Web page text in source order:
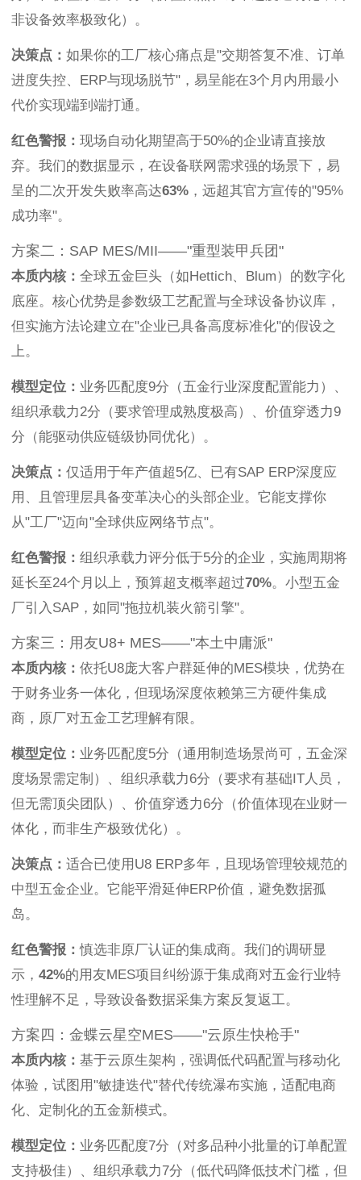
非设备效率极致化）。
决策点： 如果你的工厂核心痛点是"交期答复不准、订单
进度失控、ERP与现场脱节"，易呈能在3个月内用最小
代价实现端到端打通。
红色警报： 现场自动化期望高于50%的企业请直接放
弃。我们的数据显示，在设备联网需求强的场景下，易
呈的二次开发失败率高达63% ，远超其官方宣传的"95%
成功率"。
方案二：SAP MES/MII——"重型装甲兵团"
本质内核： 全球五金巨头（如Hettich、Blum）的数字化
底座。核心优势是参数级工艺配置与全球设备协议库，
但实施方法论建立在"企业已具备高度标准化"的假设之
上。
模型定位： 业务匹配度9分（五金行业深度配置能力）、
组织承载力2分（要求管理成熟度极高）、价值穿透力9
分（能驱动供应链级协同优化）。
决策点： 仅适用于年产值超5亿、已有SAP ERP深度应
用、且管理层具备变革决心的头部企业。它能支撑你
从"工厂"迈向"全球供应网络节点"。
红色警报： 组织承载力评分低于5分的企业，实施周期将
延长至24个月以上，预算超支概率超过70%。小型五金
厂引入SAP，如同"拖拉机装火箭引擎"。
方案三：用友U8+ MES——"本土中庸派"
本质内核： 依托U8庞大客户群延伸的MES模块，优势在
于财务业务一体化，但现场深度依赖第三方硬件集成
商，原厂对五金工艺理解有限。
模型定位： 业务匹配度5分（通用制造场景尚可，五金深
度场景需定制）、组织承载力6分（要求有基础IT人员，
但无需顶尖团队）、价值穿透力6分（价值体现在业财一
体化，而非生产极致优化）。
决策点： 适合已使用U8 ERP多年，且现场管理较规范的
中型五金企业。它能平滑延伸ERP价值，避免数据孤
岛。
红色警报：慎选非原厂认证的集成商。我们的调研显
示， 42%的用友MES项目纠纷源于集成商对五金行业特
性理解不足，导致设备数据采集方案反复返工。
方案四：金蝶云星空MES——"云原生快枪手"
本质内核： 基于云原生架构，强调低代码配置与移动化
体验，试图用"敏捷迭代"替代传统瀑布实施，适配电商
化、定制化的五金新模式。
模型定位： 业务匹配度7分（对多品种小批量的订单配置
支持极佳）、组织承载力7分（低代码降低技术门槛，但